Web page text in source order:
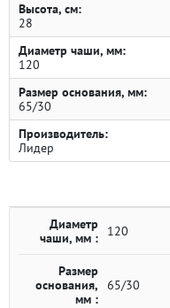
Высота, см:
28
Диаметр чаши, мм:
120
Размер основания, мм:
65/30
Производитель:
Лидер
Диаметр
чаши, мм :
120
Размер
основания,
мм :
65/30